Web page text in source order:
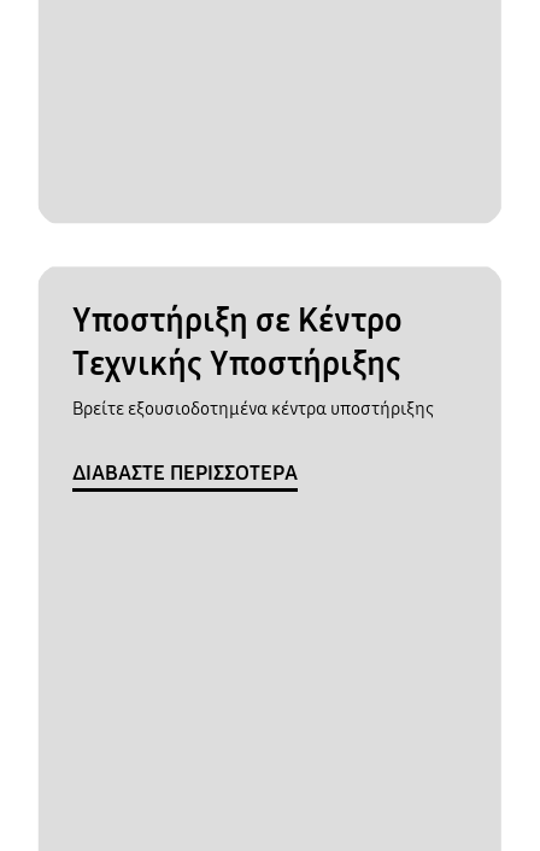
Υποστήριξη σε Κέντρο
Τεχνικής Υποστήριξης
Βρείτε εξουσιοδοτημένα κέντρα υποστήριξης
ΔΙΑΒΑΣΤΕ ΠΕΡΙΣΣΟΤΕΡΑ